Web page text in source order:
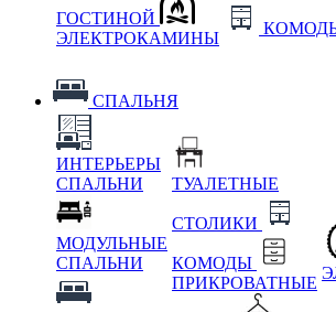
ГОСТИНОЙ
ЭЛЕКТРОКАМИНЫ
СПАЛЬНЯ
ИНТЕРЬЕРЫ
СПАЛЬНИ
МОДУЛЬНЫЕ
СПАЛЬНИ
ТУАЛЕТНЫЕ
СТОЛИКИ
КОМОДЫ
ПРИКРОВАТНЫЕ